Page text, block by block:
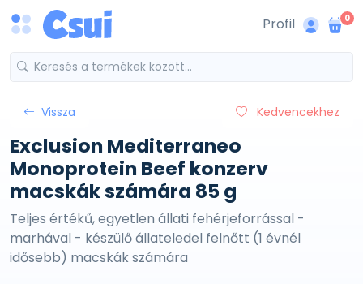
Profil 0
Vissza Kedvencekhez
Exclusion Mediterraneo
Monoprotein Beef konzerv
macskák számára 85 g
Teljes értékű, egyetlen állati fehérjeforrással -
marhával - készülő állateledel felnőtt (1 évnél
idősebb) macskák számára